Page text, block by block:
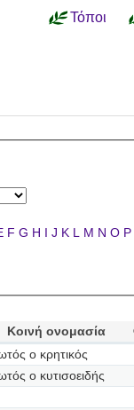
Τόποι
F G H I J K L M N O P
Κοινή ονομασία
ο κρητικός
ο κυτισοειδής